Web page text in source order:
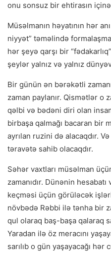
onu sonsuz bir ehtirasın
Müsəlmanın həyatının hər
niyyət” təməlində
hər şeyə qarşı bir
şeylər yalnız və yalnız
Bir günün ən bərəkətli
zaman paylanır. Qismətlər o
qəlbi və bədəni diri olan
birbaşa qalmağı bacaran bir
ayrılan ruzini də alacaqdır.
təravətə sahib olacaqdır.
Səhər vaxtları müsəlman
zamanıdır. Dünənin
keçməsi üçün görüləcək
növbədə Rəbbi ilə tənha bir
qul olaraq baş-başa qalaraq
Yaradan ilə öz meracını
sarılıb o gün yaşayacağı